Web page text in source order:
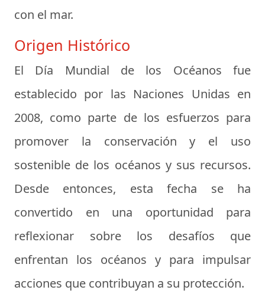
con el mar.
Origen Histórico
El Día Mundial de los Océanos fue
establecido por las Naciones Unidas en
2008, como parte de los esfuerzos para
promover la conservación y el uso
sostenible de los océanos y sus recursos.
Desde entonces, esta fecha se ha
convertido en una oportunidad para
reflexionar sobre los desafíos que
enfrentan los océanos y para impulsar
acciones que contribuyan a su protección.